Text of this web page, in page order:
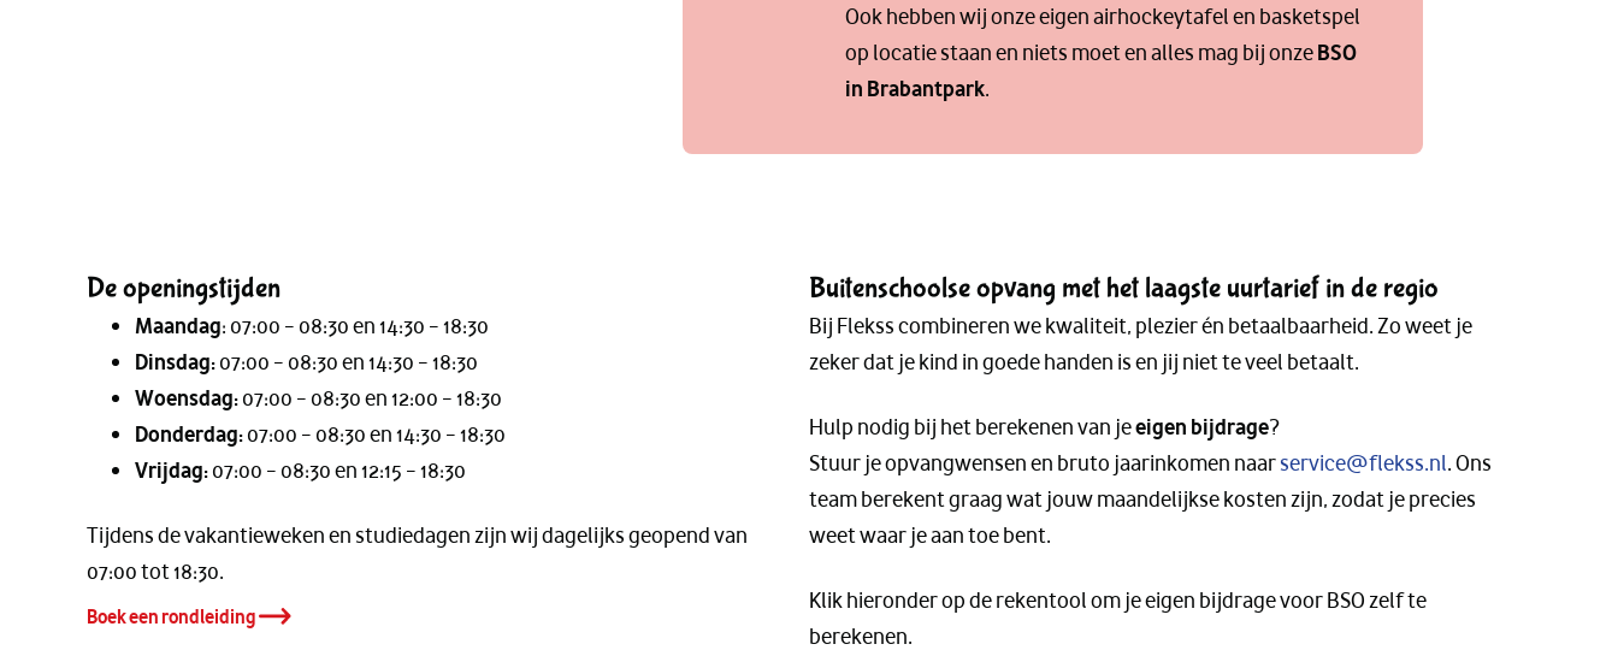
Ook hebben wij onze eigen airhockeytafel en basketspel
op locatie staan en niets moet en alles mag bij onzeBSO
in Brabantpark.
De openingstijden
Maandag: 07:00 – 08:30 en 14:30 – 18:30
Dinsdag:07:00 – 08:30 en 14:30 – 18:30
Woensdag:07:00 – 08:30 en 12:00 – 18:30
Donderdag:07:00 – 08:30 en 14:30 – 18:30
Vrijdag:07:00 – 08:30 en 12:15 – 18:30
Tijdens de vakantieweken en studiedagen zijn wij dagelijks geopend van
07:00 tot 18:30.
Boek een rondleiding
Buitenschoolse opvang met het laagste uurtarief in de regio
Bij Flekss combineren we kwaliteit, plezier én betaalbaarheid. Zo weet je
zeker dat je kind in goede handen is en jij niet te veel betaalt.
Hulp nodig bij het berekenen van jeeigen bijdrage?
Stuur je opvangwensen en bruto jaarinkomen naarservice@flekss.nl. Ons
team berekent graag wat jouw maandelijkse kosten zijn, zodat je precies
weet waar je aan toe bent.
Klik hieronder op de rekentool om je eigen bijdrage voor BSO zelf te
berekenen.